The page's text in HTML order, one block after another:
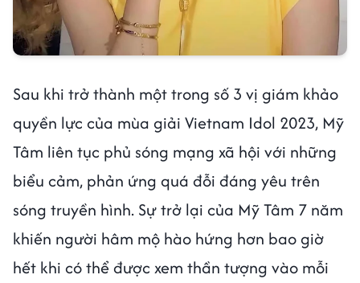
Sau khi trở thành một trong số 3 vị giám khảo
quyền lực của mùa giải Vietnam Idol 2023, Mỹ
Tâm liên tục phủ sóng mạng xã hội với những
biểu cảm, phản ứng quá đỗi đáng yêu trên
sóng truyền hình. Sự trở lại của Mỹ Tâm 7 năm
khiến người hâm mộ hào hứng hơn bao giờ
hết khi có thể được xem thần tượng vào mỗi